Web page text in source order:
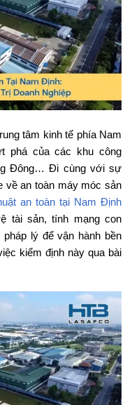
tâm kinh tế phía Nam
phá của các khu công
Đông… Đi cùng với sự
về an toàn máy móc sản
an toàn tại Nam Định
tài sản, tính mạng con
lý để vận hành bền
kiểm định này qua bài